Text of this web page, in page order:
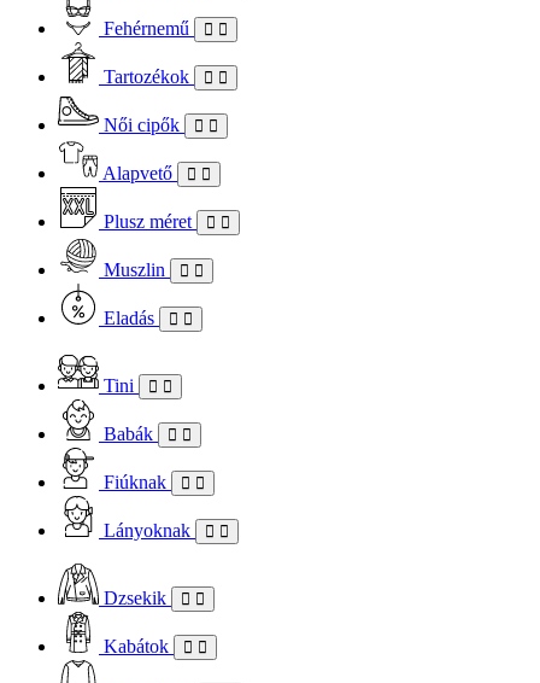
Fehérnemű
Tartozékok
Női cipők
Alapvető
Plusz méret
Muszlin
Eladás
Tini
Babák
Fiúknak
Lányoknak
Dzsekik
Kabátok